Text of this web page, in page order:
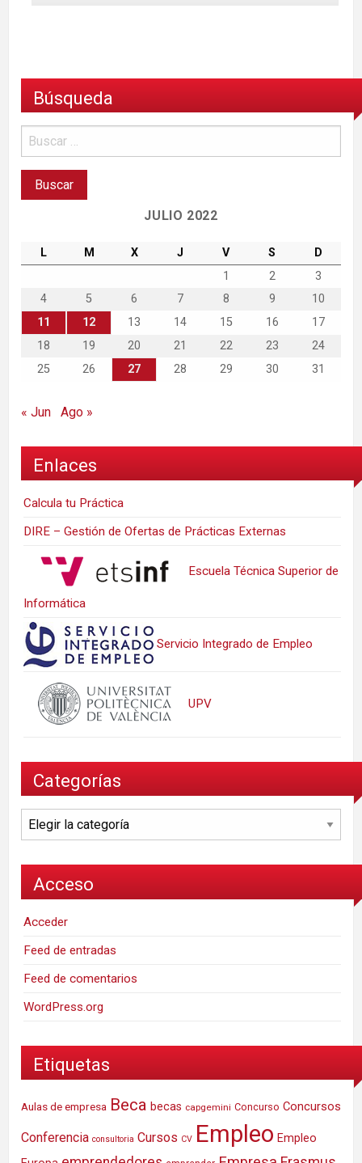
Búsqueda
JULIO 2022
L M X J V S
D
1
2
3
4
5 6 7 8 9
10
11
12 13 14 15 16
17
18
19 20 21 22 23
24
25
26 27 28 29 30 31
« Jun Ago »
Enlaces
Calcula tu Práctica
DIRE – Gestión de Ofertas de Prácticas Externas
Escuela Técnica Superior de
Informática
Servicio Integrado de Empleo
UPV
Categorías
Categorías
Acceso
Acceder
Feed de entradas
Feed de comentarios
WordPress.org
Etiquetas
Aulas de empresa Beca becas capgemini Concurso Concursos
Conferencia consultoria Cursos CV Empleo Empleo